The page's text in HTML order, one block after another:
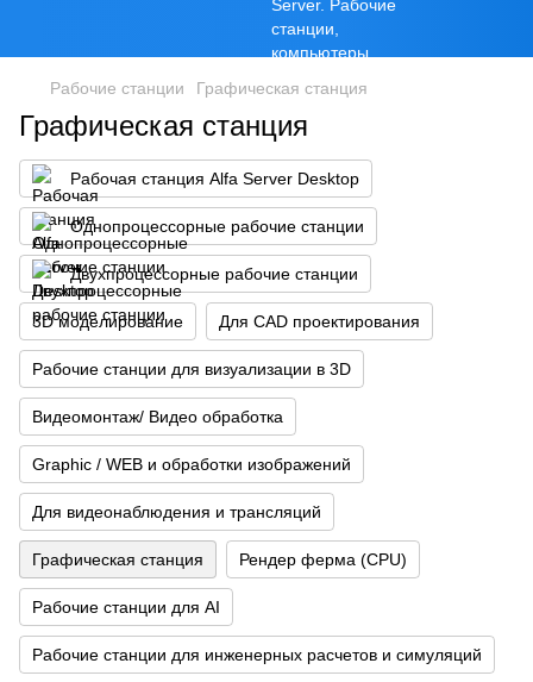
Рабочие станции Графическая станция
Графическая станция
Рабочая станция Alfa Server Desktop
Однопроцессорные рабочие станции
Двухпроцессорные рабочие станции
3D моделирование Для CAD проектирования
Рабочие станции для визуализации в 3D
Видеомонтаж/ Видео обработка
Graphic / WEB и обработки изображений
Для видеонаблюдения и трансляций
Графическая станция Рендер ферма (CPU)
Рабочие станции для AI
Рабочие станции для инженерных расчетов и симуляций